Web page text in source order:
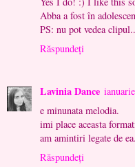
Abba a fost în
PS: nu pot vedea
Răspundeți
Lavinia Dance
e minunata melodia.
imi place aceasta
am amintiri legate de ea.
Răspundeți